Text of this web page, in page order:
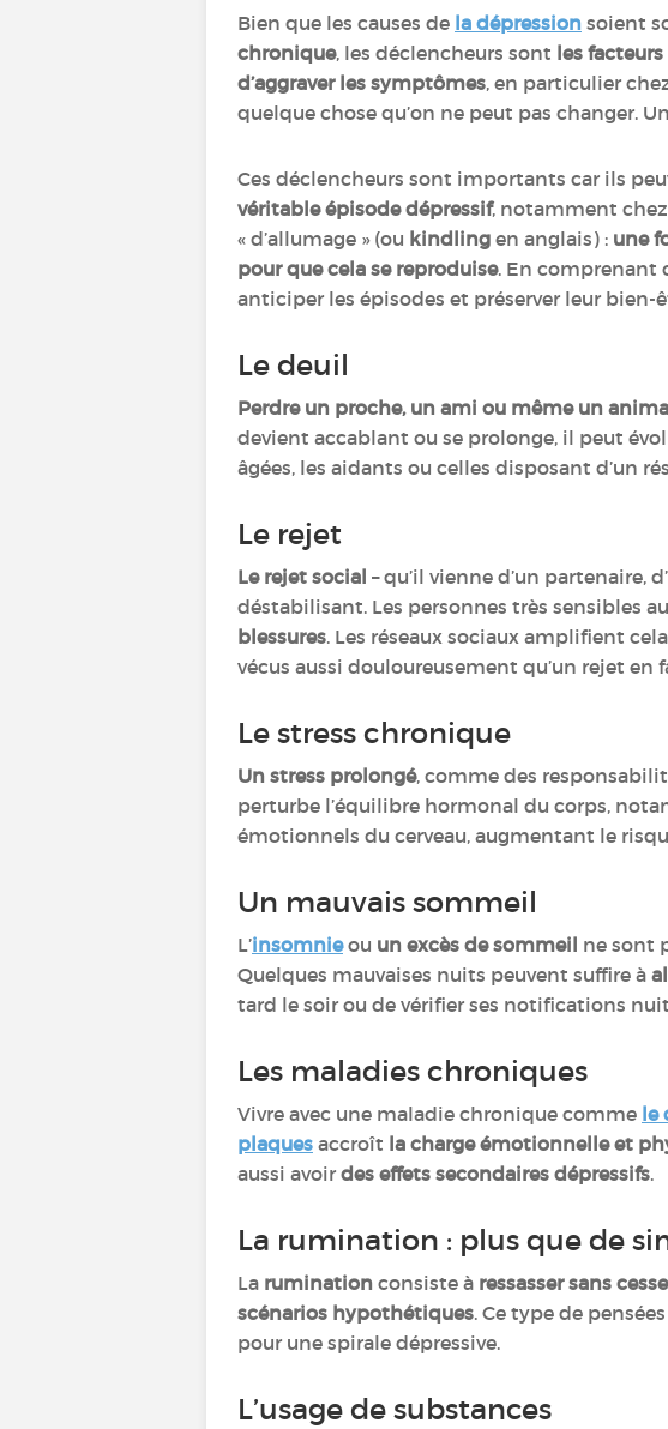
Bien que les causes de la dépression soient
chronique, les déclencheurs sont les
d’aggraver les symptômes, en particulier
quelque chose qu’on ne peut pas changer.
Ces déclencheurs sont importants car ils
véritable épisode dépressif, notamment chez
« d’allumage » (ou kindling en anglais) : une
pour que cela se reproduise. En comprenant
anticiper les épisodes et préserver leur bien-
Le deuil
Perdre un proche, un ami ou même un
devient accablant ou se prolonge, il peut
âgées, les aidants ou celles disposant d’un
Le rejet
Le rejet social – qu’il vienne d’un
déstabilisant. Les personnes très sensibles
blessures. Les réseaux sociaux amplifient
vécus aussi douloureusement qu’un rejet en
Le stress chronique
Un stress prolongé, comme des
perturbe l’équilibre hormonal du corps,
émotionnels du cerveau, augmentant le
Un mauvais sommeil
L’insomnieou un excès de sommeil ne sont
Quelques mauvaises nuits peuvent suffire à
tard le soir ou de vérifier ses notifications
Les maladies chroniques
Vivre avec une maladie chronique comme le
plaques accroît la charge émotionnelle et
aussi avoir des effets secondaires dépressifs.
La rumination : plus que de
La rumination consiste à ressasser sans
scénarios hypothétiques. Ce type de
pour une spirale dépressive.
L’usage de substances